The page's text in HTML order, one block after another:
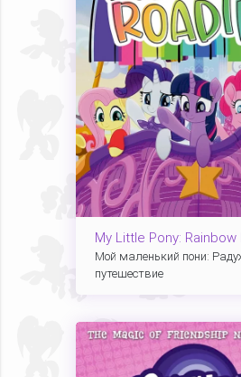
My Little Pony: Rainbow
Мой маленький пони:
путешествие